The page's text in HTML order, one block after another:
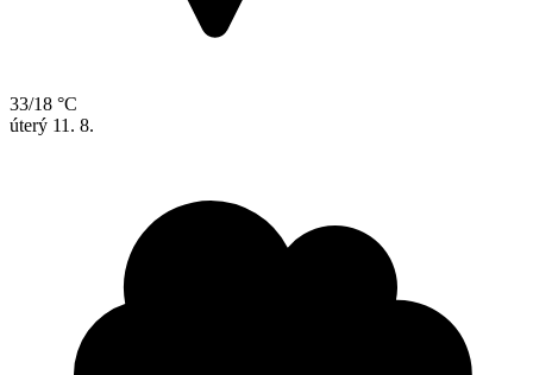
33/18 °C
úterý 11. 8.